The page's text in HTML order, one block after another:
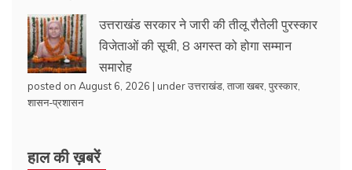
उत्तराखंड सरकार ने जारी की तीलू रौतेली पुरस्कार
विजेताओं की सूची, 8 अगस्त को होगा सम्मान
समारोह
posted on August 6, 2026 | underउत्तराखंड ताजा खबर पुरस्कार
शासन-प्रशासन
हाल की ख़बरें